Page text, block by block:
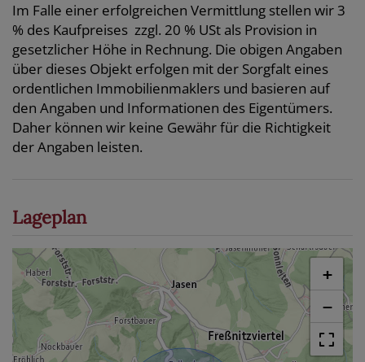
Im Falle einer erfolgreichen Vermittlung stellen wir 3
% des Kaufpreises zzgl. 20 % USt als Provision in
gesetzlicher Höhe in Rechnung. Die obigen Angaben
über dieses Objekt erfolgen mit der Sorgfalt eines
ordentlichen Immobilienmaklers und basieren auf
den Angaben und Informationen des Eigentümers.
Daher können wir keine Gewähr für die Richtigkeit
der Angaben leisten.
Lageplan
+
−